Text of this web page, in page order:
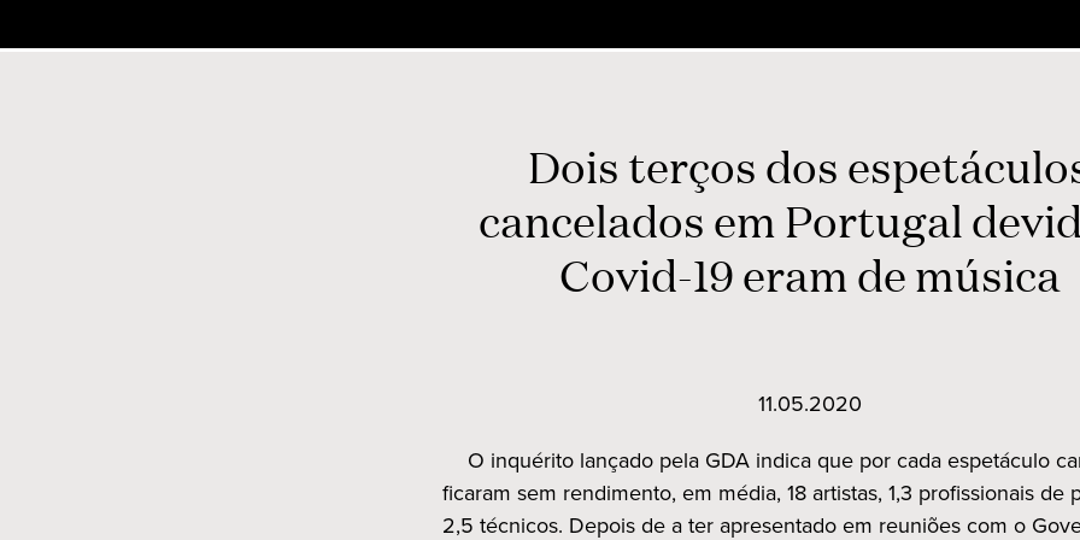
Dois terços dos
cancelados em Portugal
Covid-19 eram de música
11.05.2020
O inquérito lançado pela GDA indica que por cada espetáculo
ficaram sem rendimento, em média, 18 artistas, 1,3 profissionais de
2,5 técnicos. Depois de a ter apresentado em reuniões com o